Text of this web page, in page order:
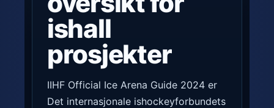
ishall
prosjekter
IIHF Official Ice Arena Guide 2024 er
Det internasjonale ishockeyforbundets